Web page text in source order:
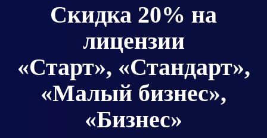
Скидка 20% на
лицензии
«Старт», «Стандарт»,
«Малый бизнес»,
«Бизнес»